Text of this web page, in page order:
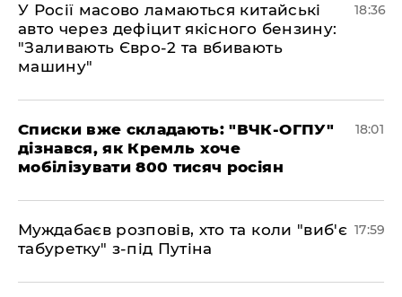
У Росії масово ламаються китайські
авто через дефіцит якісного бензину:
"Заливають Євро-2 та вбивають
машину"
18:36
Списки вже складають: "ВЧК-ОГПУ"
дізнався, як Кремль хоче
мобілізувати 800 тисяч росіян
18:01
Муждабаєв розповів, хто та коли "виб'є
табуретку" з-під Путіна
17:59